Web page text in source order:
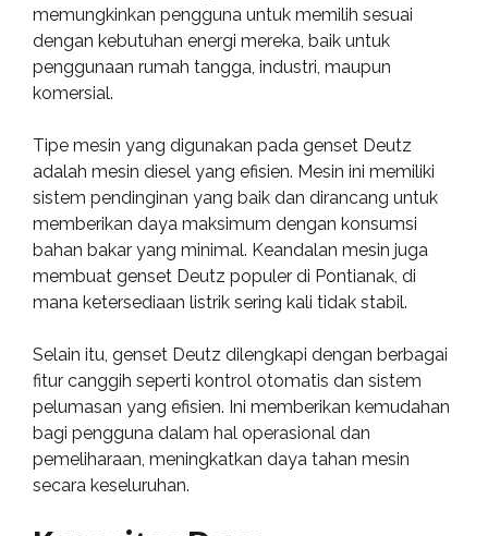
memungkinkan pengguna untuk memilih sesuai
dengan kebutuhan energi mereka, baik untuk
penggunaan rumah tangga, industri, maupun
komersial.
Tipe mesin yang digunakan pada genset Deutz
adalah mesin diesel yang efisien. Mesin ini memiliki
sistem pendinginan yang baik dan dirancang untuk
memberikan daya maksimum dengan konsumsi
bahan bakar yang minimal. Keandalan mesin juga
membuat genset Deutz populer di Pontianak, di
mana ketersediaan listrik sering kali tidak stabil.
Selain itu, genset Deutz dilengkapi dengan berbagai
fitur canggih seperti kontrol otomatis dan sistem
pelumasan yang efisien. Ini memberikan kemudahan
bagi pengguna dalam hal operasional dan
pemeliharaan, meningkatkan daya tahan mesin
secara keseluruhan.